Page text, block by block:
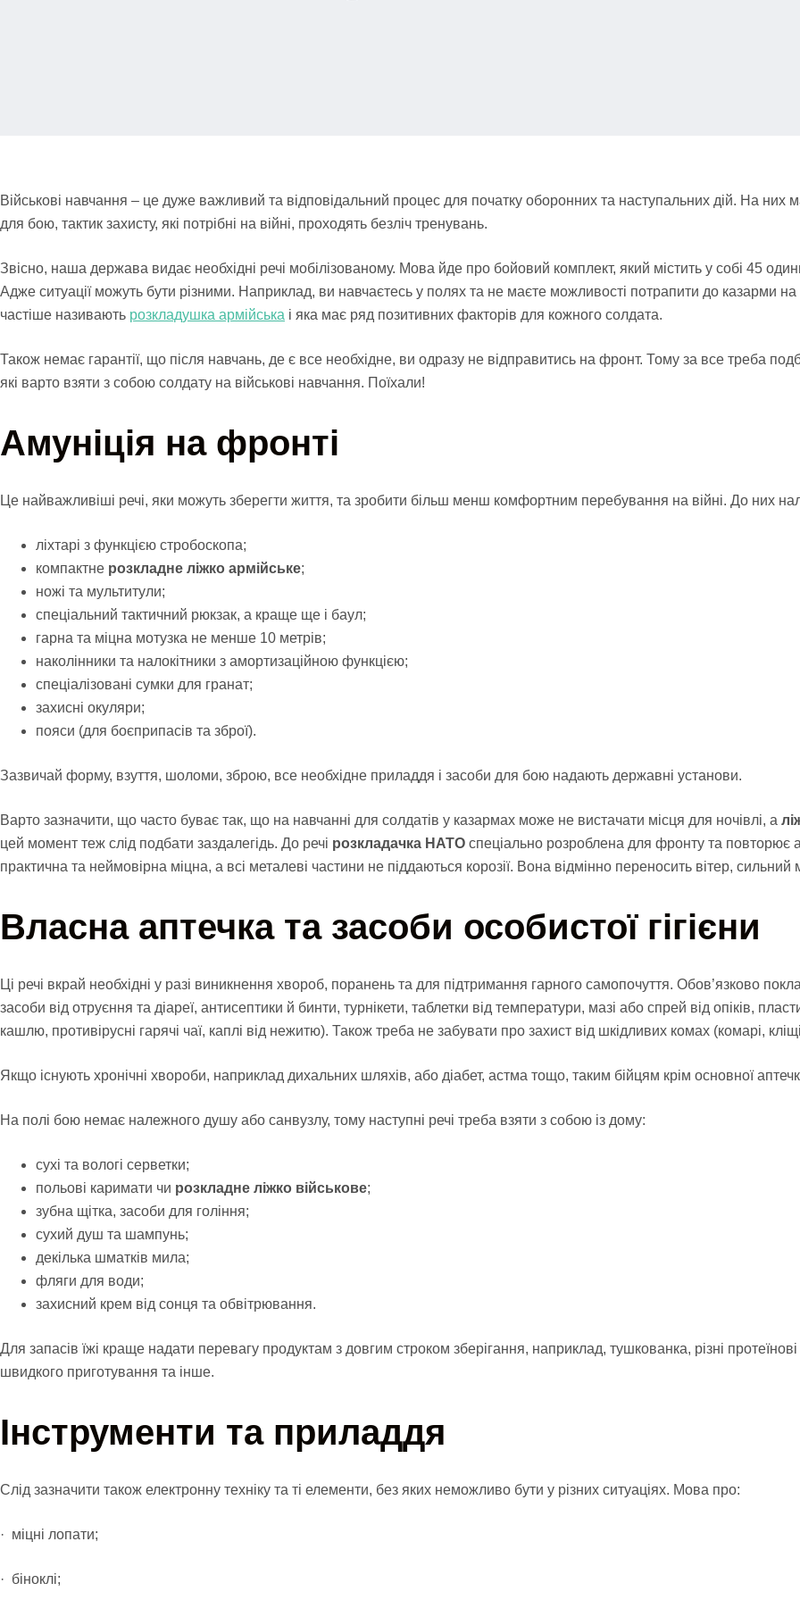
Військові навчання – це дуже важливий та відповідальний процес для початку оборонних та наступальних дій. На них
для бою, тактик захисту, які потрібні на війні, проходять безліч тренувань.
Звісно, наша держава видає необхідні речі мобілізованому. Мова йде про бойовий комплект, який містить у собі 45
Адже ситуації можуть бути різними. Наприклад, ви навчаєтесь у полях та не маєте можливості потрапити до казарми на
частіше називають розкладушка армійська і яка має ряд позитивних факторів для кожного солдата.
Також немає гарантії, що після навчань, де є все необхідне, ви одразу не відправитись на фронт. Тому за все треба
які варто взяти з собою солдату на військові навчання. Поїхали!
Амуніція на фронті
Це найважливіші речі, яки можуть зберегти життя, та зробити більш менш комфортним перебування на війні. До них
ліхтарі з функцією стробоскопа;
компактне розкладне ліжко армійське;
ножі та мультитули;
спеціальний тактичний рюкзак, а краще ще і баул;
гарна та міцна мотузка не менше 10 метрів;
наколінники та налокітники з амортизаційною функцією;
спеціалізовані сумки для гранат;
захисні окуляри;
пояси (для боєприпасів та зброї).
Зазвичай форму, взуття, шоломи, зброю, все необхідне приладдя і засоби для бою надають державні установи.
Варто зазначити, що часто буває так, що на навчанні для солдатів у казармах може не вистачати місця для ночівлі, а
цей момент теж слід подбати заздалегідь. До речі розкладачка НАТО спеціально розроблена для фронту та повторює
практична та неймовірна міцна, а всі металеві частини не піддаються корозії. Вона відмінно переносить вітер, сильний
Власна аптечка та засоби особистої гігієни
Ці речі вкрай необхідні у разі виникнення хвороб, поранень та для підтримання гарного самопочуття. Обов’язково
засоби від отруєння та діареї, антисептики й бинти, турнікети, таблетки від температури, мазі або спрей від опіків,
кашлю, противірусні гарячі чаї, каплі від нежитю). Також треба не забувати про захист від шкідливих комах (комарі,
Якщо існують хронічні хвороби, наприклад дихальних шляхів, або діабет, астма тощо, таким бійцям крім основної аптечки
На полі бою немає належного душу або санвузлу, тому наступні речі треба взяти з собою із дому:
сухі та вологі серветки;
польові каримати чи розкладне ліжко військове;
зубна щітка, засоби для гоління;
сухий душ та шампунь;
декілька шматків мила;
фляги для води;
захисний крем від сонця та обвітрювання.
Для запасів їжі краще надати перевагу продуктам з довгим строком зберігання, наприклад, тушкованка, різні
швидкого приготування та інше.
Інструменти та приладдя
Слід зазначити також електронну техніку та ті елементи, без яких неможливо бути у різних ситуаціях. Мова про:
· міцні лопати;
· біноклі;